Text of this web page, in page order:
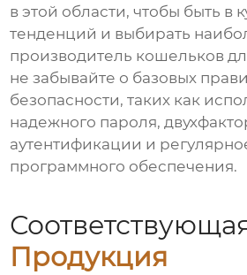
в этой области, чтобы быть в
тенденций и выбирать
производитель кошельков
не забывайте о базовых
безопасности, таких как
надежного пароля,
аутентификации и
программного обеспечения.
Продукция